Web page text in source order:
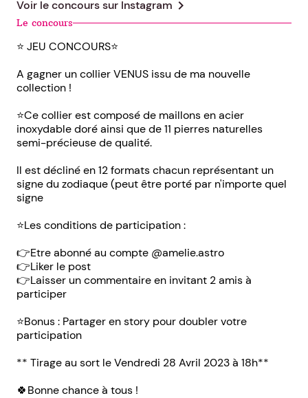
Voir le concours sur Instagram chevron_right
Le concours
⭐ JEU CONCOURS⭐
A gagner un collier VENUS issu de ma nouvelle
collection !
⭐Ce collier est composé de maillons en acier
inoxydable doré ainsi que de 11 pierres naturelles
semi-précieuse de qualité.
Il est décliné en 12 formats chacun représentant un
signe du zodiaque (peut être porté par n'importe quel
signe
⭐Les conditions de participation :
👉Etre abonné au compte @amelie.astro
👉Liker le post
👉Laisser un commentaire en invitant 2 amis à
participer
⭐Bonus : Partager en story pour doubler votre
participation
** Tirage au sort le Vendredi 28 Avril 2023 à 18h**
🍀Bonne chance à tous !